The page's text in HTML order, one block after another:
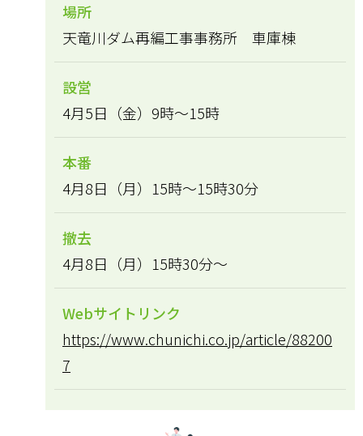
場所
天竜川ダム再編工事事務所 車庫棟
設営
4月5日（金）9時～15時
本番
4月8日（月）15時～15時30分
撤去
4月8日（月）15時30分～
Webサイトリンク
https://www.chunichi.co.jp/article/88200
7